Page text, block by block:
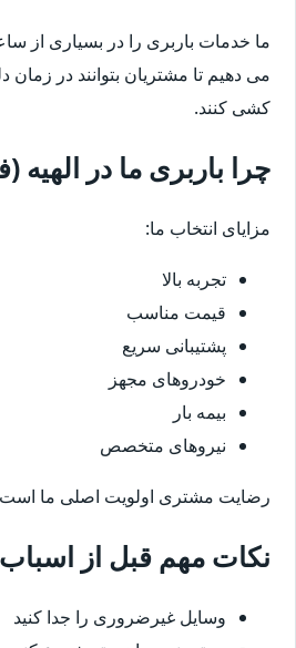
ما خدمات باربری را در بسیاری از
می دهیم تا مشتریان بتوانند در زمان
کشی کنند.
چرا باربری ما در الهیه
مزایای انتخاب ما:
تجربه بالا
قیمت مناسب
پشتیبانی سریع
خودروهای مجهز
بیمه بار
نیروهای متخصص
رضایت مشتری اولویت اصلی ما
نکات مهم قبل از
وسایل غیرضروری را جدا کنید